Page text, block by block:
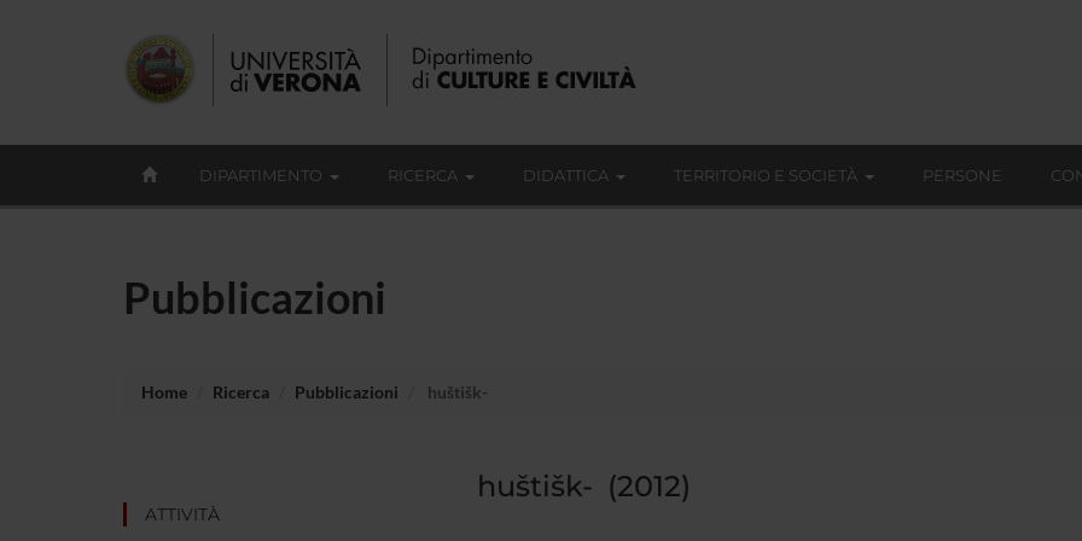
DIPARTIMENTO RICERCA DIDATTICA TERRITORIO E SOCIETÀ PERSONE
Pubblicazioni
Home Ricerca Pubblicazioni huštišk-
ATTIVITÀ
huštišk- (2012)